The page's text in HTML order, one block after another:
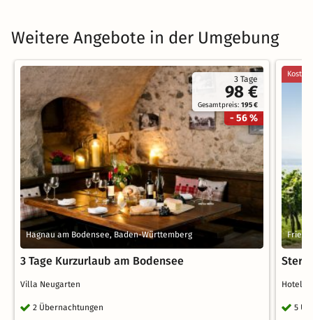
Weitere Angebote in der Umgebung
3 Tage
98 €
Gesamtpreis:195 €
- 56 %
Hagnau am Bodensee, Baden-Württemberg
3 Tage Kurzurlaub am Bodensee
Villa Neugarten
2 Übernachtungen
Hotel
5